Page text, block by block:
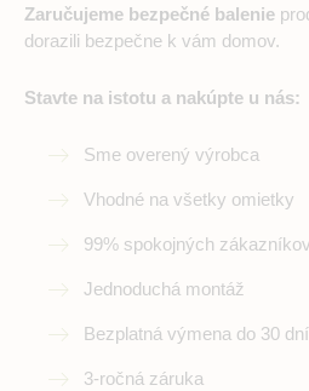
Zaručujeme bezpečné balenie
dorazili bezpečne k vám domov.
Stavte na istotu a nakúpte u nás:
Sme overený výrobca
Vhodné na všetky omietky
99% spokojných zákazníkov
Jednoduchá montáž
Bezplatná výmena do 30 dní
3-ročná záruka